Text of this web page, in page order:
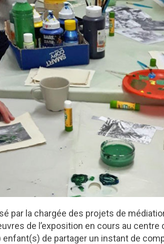
par la chargée des projets de
de l’exposition en cours au centre
de partager un instant de